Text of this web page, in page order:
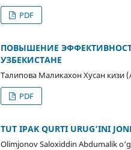
PDF
ПОВЫШЕНИЕ
УЗБЕКИСТАНЕ
Талипова Маликахон Хусан кизи
PDF
TUT IPAK QURTI URUG‘INI
Olimjonov Saloxiddin Abdumalik